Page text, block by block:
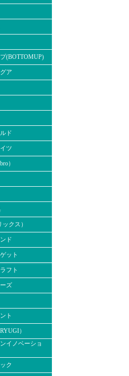
(BOTTOMUP)
ア
ド
ツ
）
クス）
ド
ット
フト
ズ
ト
）
イノベーショ
ク